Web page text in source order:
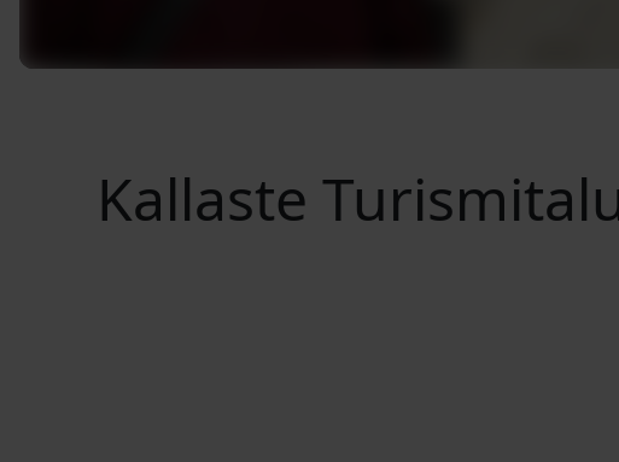
Kallaste